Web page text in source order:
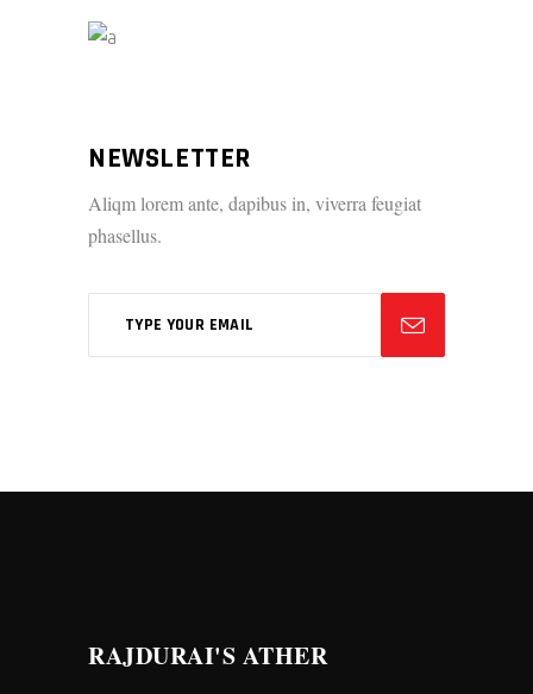
NEWSLETTER
Aliqm lorem ante, dapibus in, viverra feugiat
phasellus.
RAJDURAI'S ATHER